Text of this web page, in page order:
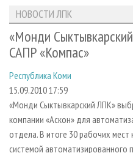
ЛЕСОЗАГОТОВКА
ЛЕСОПИЛЕНИЕ
СУШКА ДРЕВЕСИНЫ
ПРОИЗВОДСТВО
ДЕРЕВЯННОЕ
ПРОИЗВОДСТВО МЕБЕЛИ
НОВОСТИ ЛПК
НОВОСТИ ЖУРНАЛА
ПРОЕКТЫ ЛПИ
АНАЛИТИКА
ПРЕДПРИЯТИЯ ЛПК
ПЕРСОНЫ
МОБИЛЬНЫЕ ВЫСТАВКИ
ОФИЦИАЛЬНЫЕ ДЕЛЕГАЦИИ
ПРИОРИТЕТНЫЕ
АРХИВ
АРХИВ ЖУРНАЛОВ
СТАТЬИ
О ЖУРНАЛЕ
ПОДПИСКА
КОНТАКТЫ
РЕКЛАМОДАТЕЛЯМ
РЕКЛАМА
РЕКЛАМА НА САЙТЕ
НОВОСТИ ЛПК
«Монди
САПР «Компас»
Республика Коми
15.09.2010 17:59
«Монди Сыктывкарский ЛПК»
компании «Аскон» для
отдела. В итоге 30 рабочих
системой автоматизированного